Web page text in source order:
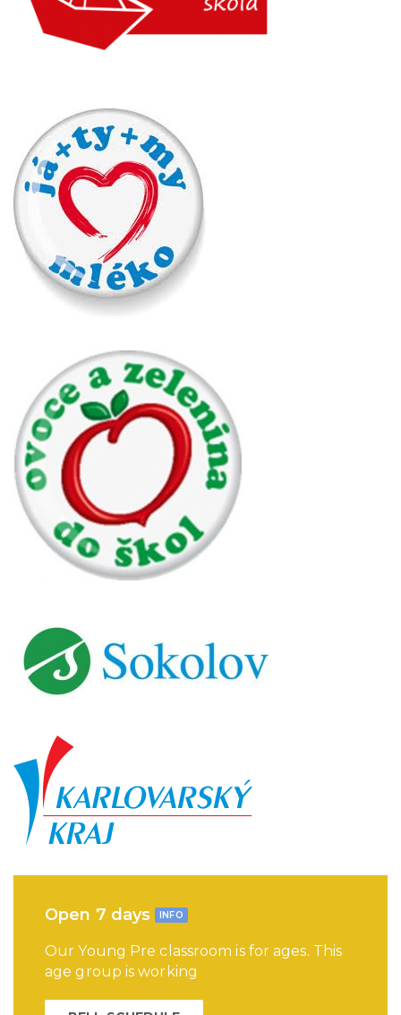
Open 7 days INFO
Our Young Pre classroom is for ages. This
age group is working